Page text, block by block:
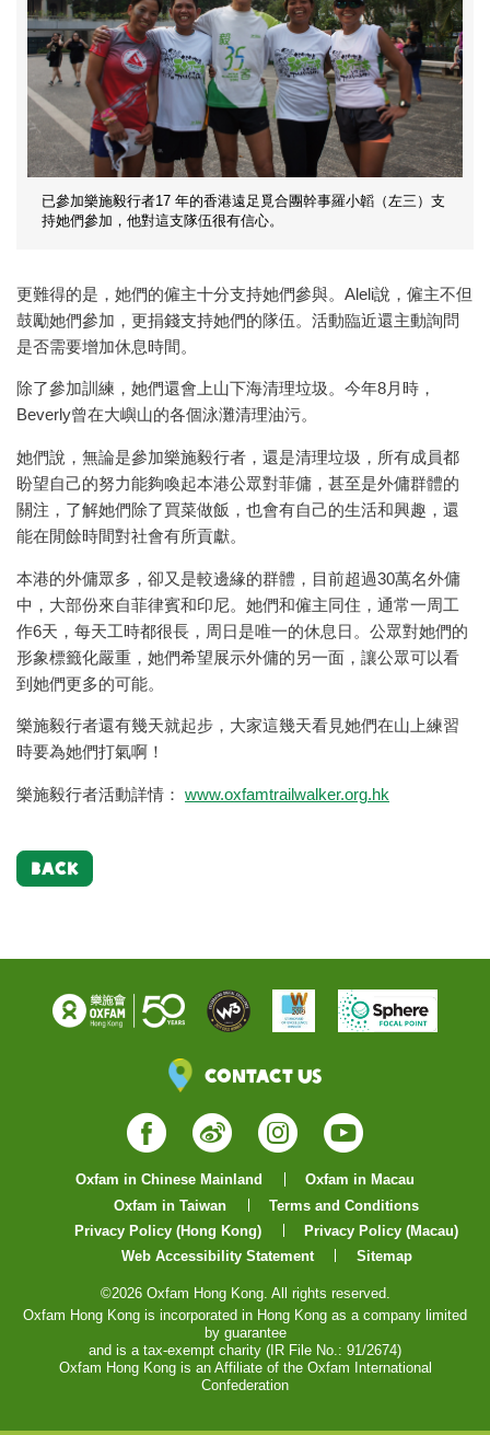
已參加樂施毅行者17 年的香港遠足覓合團幹事羅小韜（左三）支
持她們參加，他對這支隊伍很有信心。
更難得的是，她們的僱主十分支持她們參與。Aleli說，僱主不但
鼓勵她們參加，更捐錢支持她們的隊伍。活動臨近還主動詢問
是否需要增加休息時間。
除了參加訓練，她們還會上山下海清理垃圾。今年8月時，
Beverly曾在大嶼山的各個泳灘清理油污。
她們說，無論是參加樂施毅行者，還是清理垃圾，所有成員都
盼望自己的努力能夠喚起本港公眾對菲傭，甚至是外傭群體的
關注，了解她們除了買菜做飯，也會有自己的生活和興趣，還
能在閒餘時間對社會有所貢獻。
本港的外傭眾多，卻又是較邊緣的群體，目前超過30萬名外傭
中，大部份來自菲律賓和印尼。她們和僱主同住，通常一周工
作6天，每天工時都很長，周日是唯一的休息日。公眾對她們的
形象標籤化嚴重，她們希望展示外傭的另一面，讓公眾可以看
到她們更多的可能。
樂施毅行者還有幾天就起步，大家這幾天看見她們在山上練習
時要為她們打氣啊！
樂施毅行者活動詳情： www.oxfamtrailwalker.org.hk
BACK
Contact Us
Facebook
WeiboInstagram
YouTube
Oxfam in Chinese Mainland
Oxfam in Macau
Oxfam in Taiwan
Terms and Conditions
Privacy Policy (Hong Kong)
Privacy Policy (Macau)
Web Accessibility Statement
Sitemap
©2026 Oxfam Hong Kong. All rights reserved.
Oxfam Hong Kong is incorporated in Hong Kong as a company limited
by guarantee
and is a tax-exempt charity (IR File No.: 91/2674)
Oxfam Hong Kong is an Affiliate of the Oxfam International
Confederation